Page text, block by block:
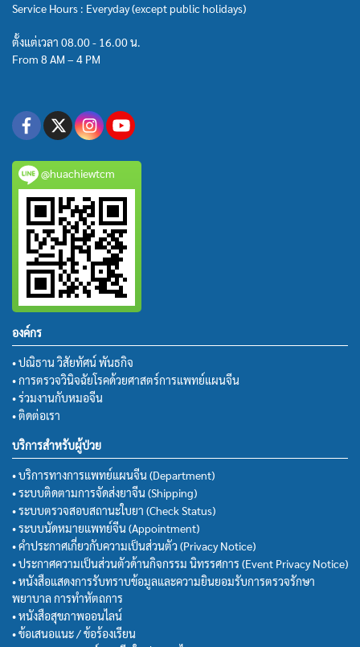
Service Hours : Everyday (except public holidays)
ตั้งแต่เวลา 08.00 - 16.00 น.
From 8 AM – 4 PM
@huachiewtcm
องค์กร
• ปณิธาน วิสัยทัศน์ พันธกิจ
• การตรวจวินิจฉัยโรคด้วยศาสตร์การแพทย์แผนจีน
• ร่วมงานกับหมอจีน
• ติดต่อเรา
บริการสำหรับผู้ป่วย
• บริการทางการแพทย์แผนจีน (Department)
• ระบบติดตามการจัดส่งยาจีน (Shipping)
• ระบบตรวจสอบสถานะใบยา (Check Status)
• ระบบนัดหมายแพทย์จีน (Appointment)
• คำประกาศเกี่ยวกับความเป็นส่วนตัว (Privacy Notice)
• ประกาศความเป็นส่วนตัวด้านกิจกรรม นิทรรศการ (Event Privacy Notice)
• หนังสือแสดงการรับทราบข้อมูลและความยินยอมรับการตรวจรักษา
พยาบาล การทำหัตถการ
• หนังสือสุขภาพออนไลน์
• ข้อเสนอแนะ / ข้อร้องเรียน